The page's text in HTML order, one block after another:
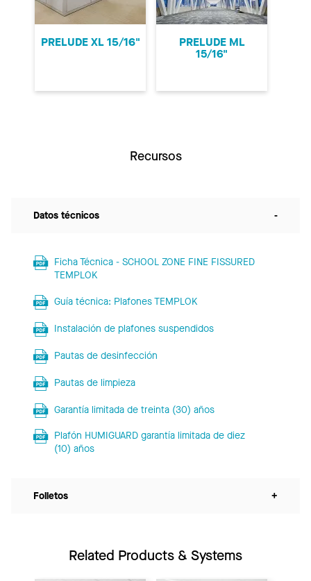
PRELUDE XL 15/16"
PRELUDE ML
15/16"
Recursos
Datos técnicos -
Ficha Técnica - SCHOOL ZONE FINE FISSURED
TEMPLOK
Guía técnica: Plafones TEMPLOK
Instalación de plafones suspendidos
Pautas de desinfección
Pautas de limpieza
Garantía limitada de treinta (30) años
Plafón HUMIGUARD garantía limitada de diez
(10) años
Folletos +
Related Products & Systems